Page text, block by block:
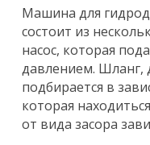
Машина для
состоит из
насос, которая
давлением. Шланг,
подбирается в
которая
от вида засора